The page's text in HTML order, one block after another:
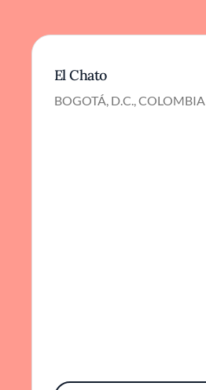
El Chato
BOGOTÁ, D.C., COLOMBIA